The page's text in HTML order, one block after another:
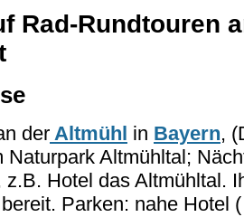
Rad-Rundtouren
der Altmühl in Bayern,
Naturpark Altmühltal;
Hotel das Altmühltal.
Parken: nahe Hotel